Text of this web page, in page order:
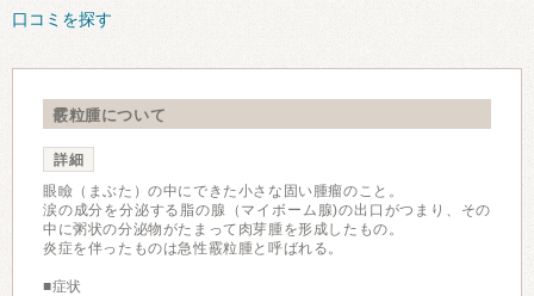
口コミを探す
霰粒腫について
詳細
眼瞼（まぶた）の中にできた小さな固い腫瘤のこと。
涙の成分を分泌する脂の腺（マイボーム腺)の出口がつまり、その
中に粥状の分泌物がたまって肉芽腫を形成したもの。
炎症を伴ったものは急性霰粒腫と呼ばれる。
■症状